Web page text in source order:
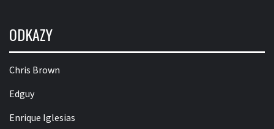
ODKAZY
Chris Brown
Edguy
Enrique Iglesias